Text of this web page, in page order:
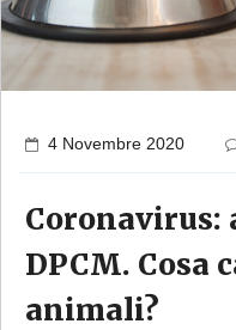
4 Novembre 2020
DPCM. Cosa
animali?